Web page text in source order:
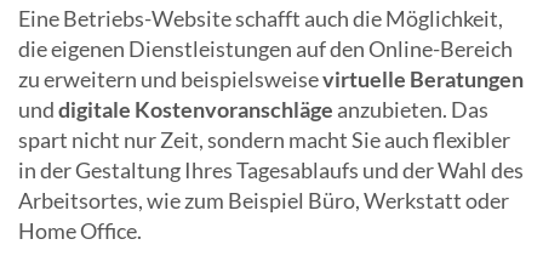
Eine Betriebs-Website schafft auch die Möglichkeit,
die eigenen Dienstleistungen auf den Online-Bereich
zu erweitern und beispielsweisevirtuelle Beratungen
unddigitale Kostenvoranschläge anzubieten. Das
spart nicht nur Zeit, sondern macht Sie auch flexibler
in der Gestaltung Ihres Tagesablaufs und der Wahl des
Arbeitsortes, wie zum Beispiel Büro, Werkstatt oder
Home Office.